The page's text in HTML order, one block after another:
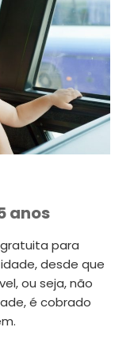
anos
para
desde que
ou seja, não
é cobrado